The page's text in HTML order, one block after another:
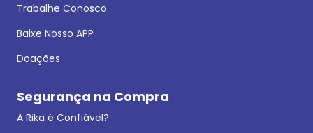
Trabalhe Conosco
Baixe Nosso APP
Doações
Segurança na Compra
A Rika é Confiável?